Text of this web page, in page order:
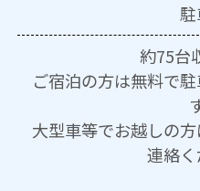
約75台
ご宿泊の方は無料で
大型車等でお越しの
連絡く